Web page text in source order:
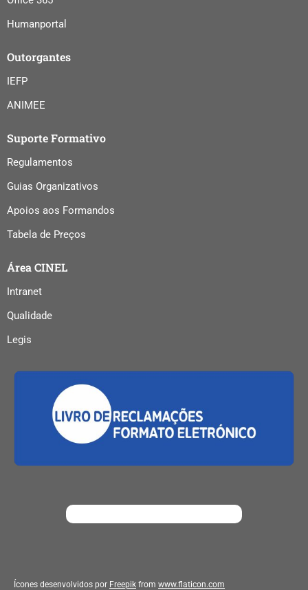
Humanportal
Outorgantes
IEFP
ANIMEE
Suporte Formativo
Regulamentos
Guias Organizativos
Apoios aos Formandos
Tabela de Preços
Área CINEL
Intranet
Qualidade
Legis
Ícones desenvolvidos por Freepik from www.flaticon.com